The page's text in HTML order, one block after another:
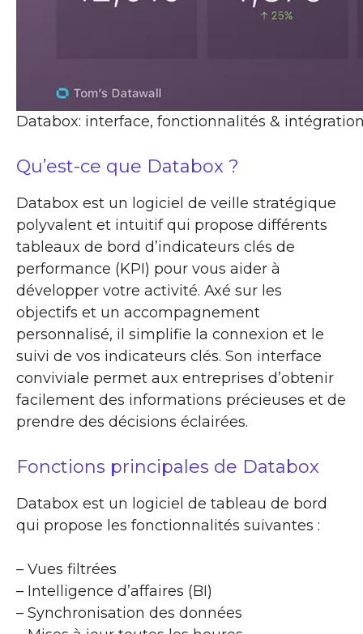
Databox: interface, fonctionnalités &
Qu’est-ce que Databox ?
Databox est un logiciel de veille stratégique
polyvalent et intuitif qui propose différents
tableaux de bord d’indicateurs clés de
performance (KPI) pour vous aider à
développer votre activité. Axé sur les
objectifs et un accompagnement
personnalisé, il simplifie la connexion et le
suivi de vos indicateurs clés. Son interface
conviviale permet aux entreprises d’obtenir
facilement des informations précieuses et de
prendre des décisions éclairées.
Fonctions principales de Databox
Databox est un logiciel de tableau de bord
qui propose les fonctionnalités suivantes :
– Vues filtrées
– Intelligence d’affaires (BI)
– Synchronisation des données